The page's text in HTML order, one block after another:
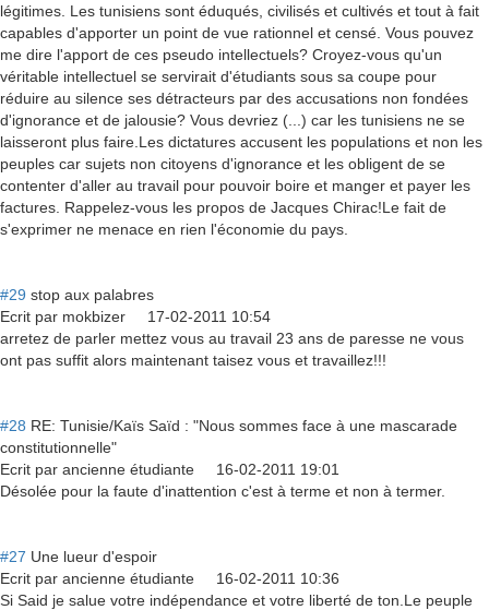
légitimes. Les tunisiens sont éduqués, civilisés et cultivés et tout à fait
capables d'apporter un point de vue rationnel et censé. Vous pouvez
me dire l'apport de ces pseudo intellectuels? Croyez-vous qu'un
véritable intellectuel se servirait d'étudiants sous sa coupe pour
réduire au silence ses détracteurs par des accusations non fondées
d'ignorance et de jalousie? Vous devriez (...) car les tunisiens ne se
laisseront plus faire.Les dictatures accusent les populations et non les
peuples car sujets non citoyens d'ignorance et les obligent de se
contenter d'aller au travail pour pouvoir boire et manger et payer les
factures. Rappelez-vous les propos de Jacques Chirac!Le fait de
s'exprimer ne menace en rien l'économie du pays.
#29 stop aux palabres
Ecrit par mokbizer
17-02-2011 10:54
arretez de parler mettez vous au travail 23 ans de paresse ne vous
ont pas suffit alors maintenant taisez vous et travaillez!!!
#28 RE: Tunisie/Kaïs Saïd : "Nous sommes face à une mascarade
constitutionnelle"
Ecrit par ancienne étudiante
16-02-2011 19:01
Désolée pour la faute d'inattention c'est à terme et non à termer.
#27 Une lueur d'espoir
Ecrit par ancienne étudiante
16-02-2011 10:36
Si Said je salue votre indépendance et votre liberté de ton.Le peuple